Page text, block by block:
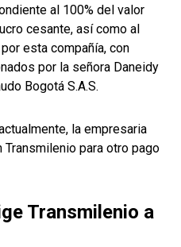
al 100% del valor
cesante, así como al
esta compañía, con
por la señora Daneidy
Bogotá S.A.S.
la empresaria
para otro pago
Transmilenio a